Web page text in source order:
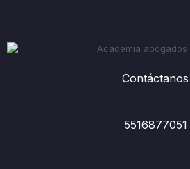
Contáctanos
5516877051